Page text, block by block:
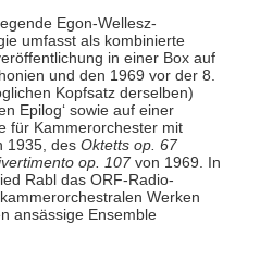
Egon-Wellesz-
umfasst als kombinierte
in einer Box auf
und den 1969 vor der 8.
Kopfsatz derselben)
Epilog‘ sowie auf einer
für Kammerorchester mit
1935, des Oktetts op. 67
op. 107von 1969. In
Rabl das ORF-Radio-
Werken
ansässige Ensemble